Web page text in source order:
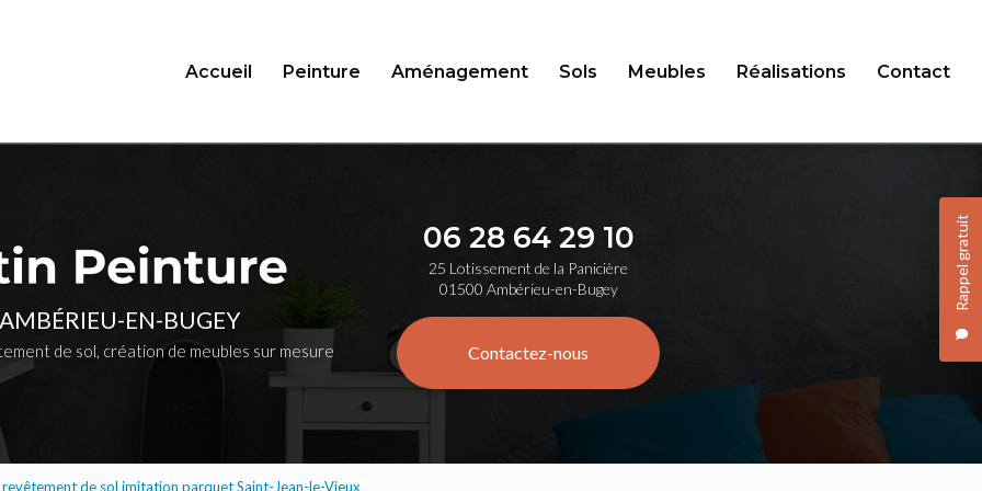
Rappel gratuit
Accueil Peinture Aménagement Sols Meubles Réalisations Contact
EN-BUGEY
de sol, création de meubles sur mesure
06 28 64 29 10
25 Lotissement de la Panicière
01500 Ambérieu-en-Bugey
Contactez-nous
de sol imitation parquet Saint-Jean-le-Vieux